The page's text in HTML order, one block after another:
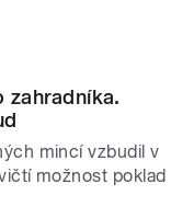
zahradníka.
mincí vzbudil v
možnost poklad